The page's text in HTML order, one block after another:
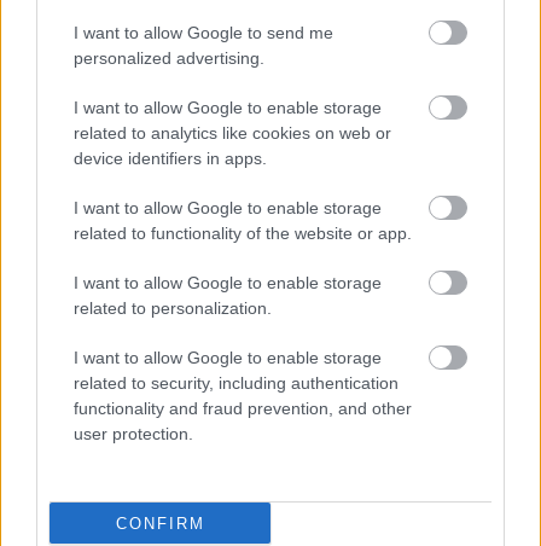
I want to allow Google to send me
personalized advertising.
I want to allow Google to enable storage
related to analytics like cookies on web or
device identifiers in apps.
I want to allow Google to enable storage
related to functionality of the website or app.
I want to allow Google to enable storage
related to personalization.
I want to allow Google to enable storage
related to security, including authentication
functionality and fraud prevention, and other
user protection.
CONFIRM
Jön még kép!
Viszont a kilátás?